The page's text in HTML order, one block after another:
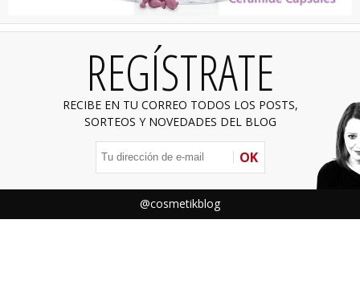
REGÍSTRATE
RECIBE EN TU CORREO TODOS LOS POSTS,
SORTEOS Y NOVEDADES DEL BLOG
OK
@cosmetikblog